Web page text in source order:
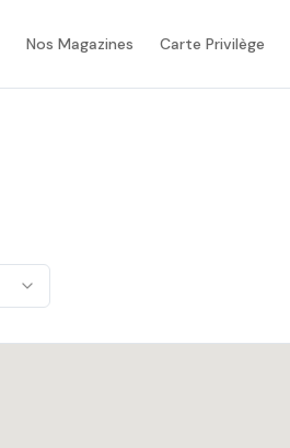
Nos Magazines Carte Privilège